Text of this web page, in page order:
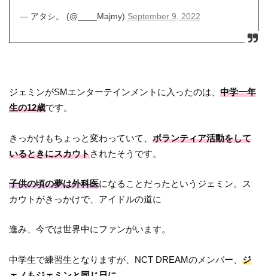
— アタシ。 (@____Majmy) September 9, 2022
ジェミンがSMエンターテインメントに入ったのは、中学一年
生の12歳です。
きっかけもちょっと変わっていて、ボランティア活動をして
いるときにスカウトされたそうです。
子供の頃の夢は外科医になることだったというジェミン。ス
カウトがきっかけで、アイドルの道に
進み、今では世界中にファンがいます。
中学生で練習生となりますが、NCT DREAMのメンバー、ジ